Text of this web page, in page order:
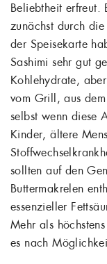
Beliebtheit erfreut.
zunächst durch die
der Speisekarte
Sashimi sehr gut
Kohlehydrate,
vom Grill, aus
selbst wenn diese
Kinder, ältere
sollten auf den
Buttermakrelen
essenzieller
Mehr als
es nach